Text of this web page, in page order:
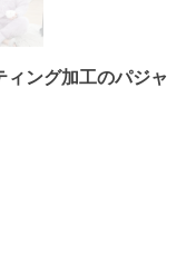
ング加工のパジャ